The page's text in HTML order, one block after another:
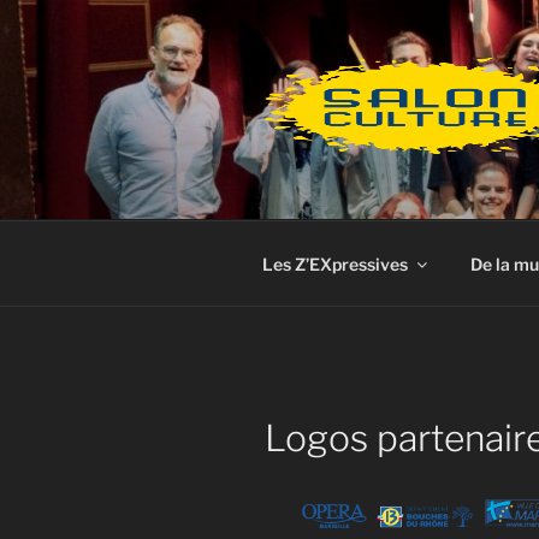
Aller
contenu
principal
Les Z’EXpressives De la
Logos